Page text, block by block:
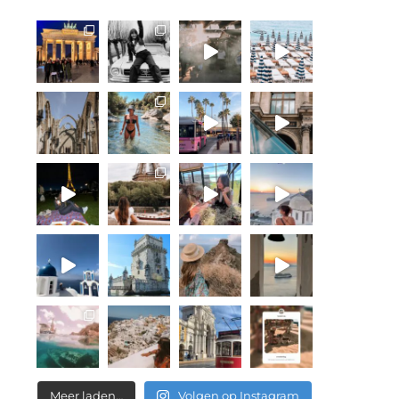
Meer laden… Volgen op Instagram